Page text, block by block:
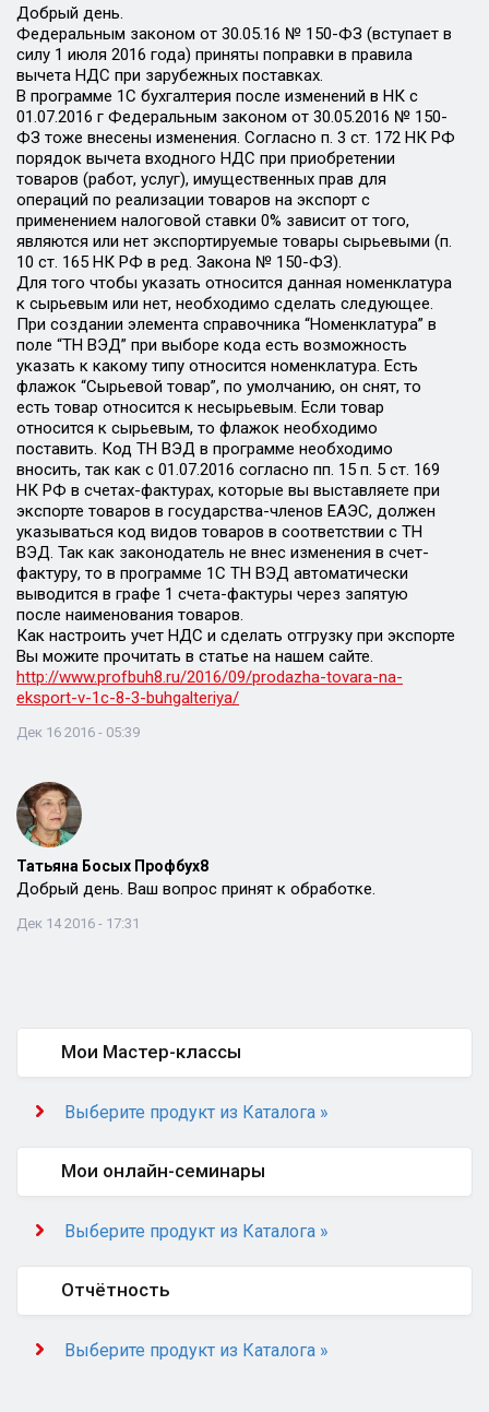
Добрый день.
Федеральным законом от 30.05.16 № 150-ФЗ (вступает в
силу 1 июля 2016 года) приняты поправки в правила
вычета НДС при зарубежных поставках.
В программе 1С бухгалтерия после изменений в НК с
01.07.2016 г Федеральным законом от 30.05.2016 № 150-
ФЗ тоже внесены изменения. Согласно п. 3 ст. 172 НК РФ
порядок вычета входного НДС при приобретении
товаров (работ, услуг), имущественных прав для
операций по реализации товаров на экспорт с
применением налоговой ставки 0% зависит от того,
являются или нет экспортируемые товары сырьевыми (п.
10 ст. 165 НК РФ в ред. Закона № 150-ФЗ).
Для того чтобы указать относится данная номенклатура
к сырьевым или нет, необходимо сделать следующее.
При создании элемента справочника “Номенклатура” в
поле “ТН ВЭД” при выборе кода есть возможность
указать к какому типу относится номенклатура. Есть
флажок “Сырьевой товар”, по умолчанию, он снят, то
есть товар относится к несырьевым. Если товар
относится к сырьевым, то флажок необходимо
поставить. Код ТН ВЭД в программе необходимо
вносить, так как с 01.07.2016 согласно пп. 15 п. 5 ст. 169
НК РФ в счетах-фактурах, которые вы выставляете при
экспорте товаров в государства-членов ЕАЭС, должен
указываться код видов товаров в соответствии с ТН
ВЭД. Так как законодатель не внес изменения в счет-
фактуру, то в программе 1С ТН ВЭД автоматически
выводится в графе 1 счета-фактуры через запятую
после наименования товаров.
Как настроить учет НДС и сделать отгрузку при экспорте
Вы можите прочитать в статье на нашем сайте.
http://www.profbuh8.ru/2016/09/prodazha-tovara-na-
eksport-v-1c-8-3-buhgalteriya/
Дек 16 2016 - 05:39
Татьяна Босых Профбух8
Добрый день. Ваш вопрос принят к обработке.
Дек 14 2016 - 17:31
Мои Мастер-классы
Выберите продукт из Каталога »
Мои онлайн-семинары
Выберите продукт из Каталога »
Отчётность
Выберите продукт из Каталога »